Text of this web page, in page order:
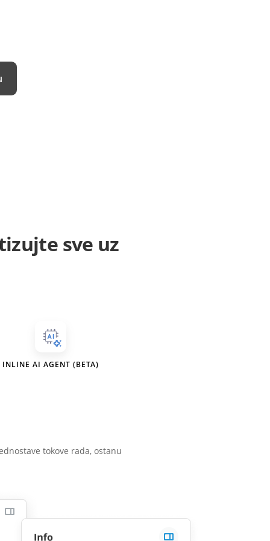
sve uz
INLINE AI AGENT (BETA)
tokove rada, ostanu